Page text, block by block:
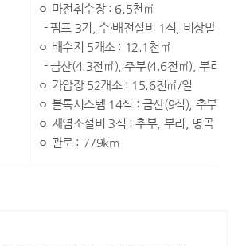
ㅇ 마전취수장 : 6.5천㎡
- 펌프 3기, 수·배전설비 1식, 비상발전
ㅇ 배수지 5개소 : 12.1천㎡
- 금산(4.3천㎡), 추부(4.6천㎡), 부리
ㅇ 가압장 52개소 : 15.6천㎡/일
ㅇ 블록시스템 14식 : 금산(9식), 추부(3
ㅇ 재염소설비 3식 : 추부, 부리, 명곡
ㅇ 관로 : 779km